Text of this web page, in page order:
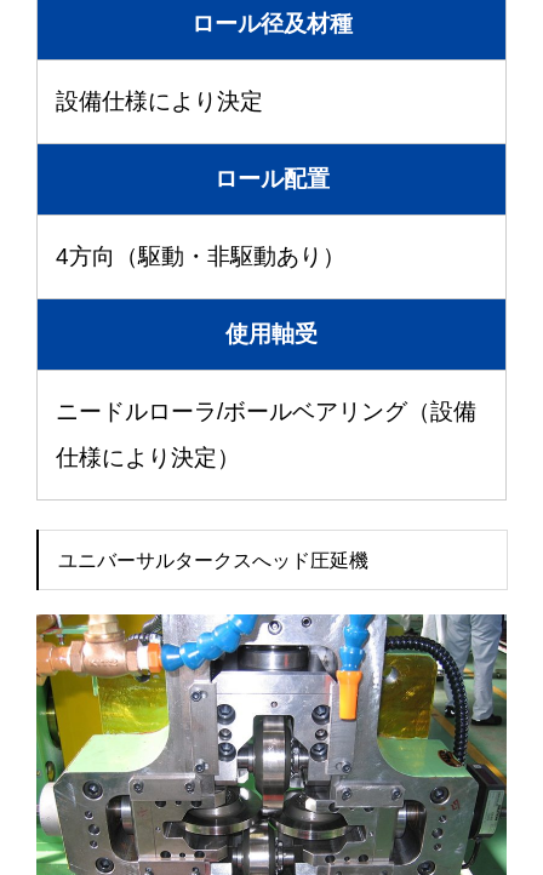
ロール径及材種
設備仕様により決定
ロール配置
4方向（駆動・非駆動あり）
使用軸受
ニードルローラ/ボールベアリング（設備
仕様により決定）
ユニバーサルタークスへッド圧延機